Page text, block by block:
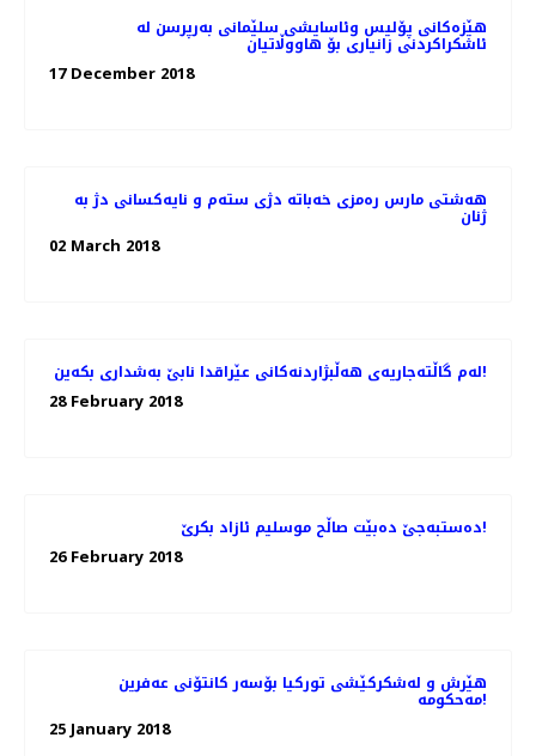
هێزەکانی پۆلیس وئاسایشی سلێمانی بەرپرسن لە
ئاشکراکردنی زانیاری بۆ هاووڵاتیان
17 December 2018
هەشتی مارس رەمزی خەباتە دژی ستەم و نایەکسانی دژ بە
ژنان
02 March 2018
لەم گاڵتەجاریەی هەڵبژاردنەکانی عێراقدا نابێ بەشداری بکەین!
28 February 2018
دەستبەجێ دەبێت صاڵح موسلیم ئازاد بکرێ!
26 February 2018
هێرش و لەشکرکێشی تورکیا بۆسەر کانتۆنی عەفرین
مەحکومە!
25 January 2018